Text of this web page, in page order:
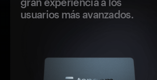
usuarios más avanzados.